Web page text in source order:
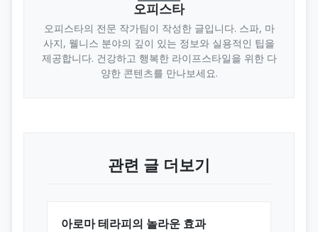
오피스타
오피스타의 전문 작가팀이 작성한 글입니다. 스파, 마
사지, 웰니스 분야의 깊이 있는 정보와 실용적인 팁을
제공합니다. 건강하고 행복한 라이프스타일을 위한 다
양한 콘텐츠를 만나보세요.
관련 글 더보기
아로마 테라피의 놀라운 효과